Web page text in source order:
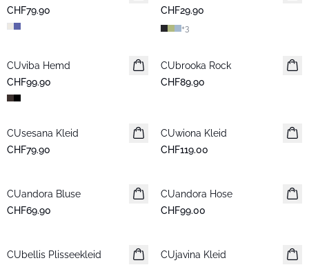
CHF79.90
CHF29.90
+3
Neuheiten
CUviba Hemd
CHF99.90
Neuheiten
CUbrooka Rock
CHF89.90
Neuheiten
CUsesana Kleid
CHF79.90
Neuheiten
CUwiona Kleid
CHF119.00
Neuheiten
CUandora Bluse
CHF69.90
Neuheiten
CUandora Hose
CHF99.00
Neuheiten
CUbellis Plisseekleid Neuheiten
CUjavina Kleid